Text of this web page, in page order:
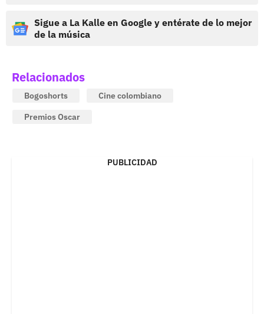
Sigue a La Kalle en Google y entérate de lo mejor
de la música
Relacionados
Bogoshorts
Cine colombiano
Premios Oscar
PUBLICIDAD